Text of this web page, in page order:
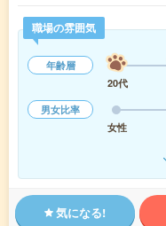
職場の雰囲気
年齢層
20代
男女比率
女性
気になる!